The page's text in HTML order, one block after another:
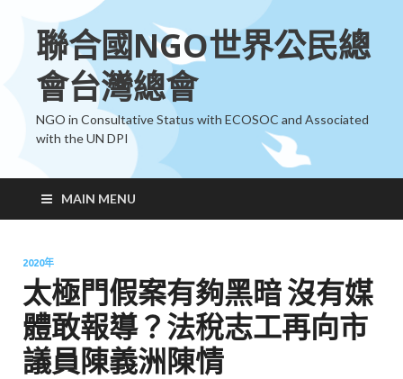
聯合國NGO世界公民總
會台灣總會
NGO in Consultative Status with ECOSOC and Associated
with the UN DPI
MAIN MENU
2020年
太極門假案有夠黑暗 沒有媒
體敢報導？法稅志工再向市
議員陳義洲陳情